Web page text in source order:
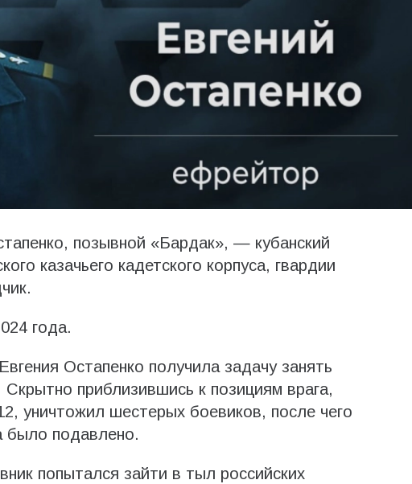
позывной «Бардак», — кубанский
казачьего кадетского корпуса, гвардии
года.
Остапенко получила задачу занять
Скрытно приблизившись к позициям врага,
уничтожил шестерых боевиков, после чего
было подавлено.
попытался зайти в тыл российских